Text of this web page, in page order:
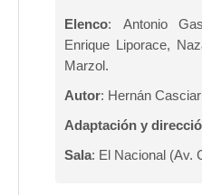
Elenco: Antonio
Enrique Liporace,
Marzol.
Autor: Hernán
Adaptación y
Sala: El Nacional (Av.